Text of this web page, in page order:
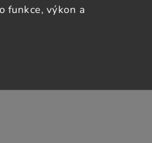
funkce, výkon a